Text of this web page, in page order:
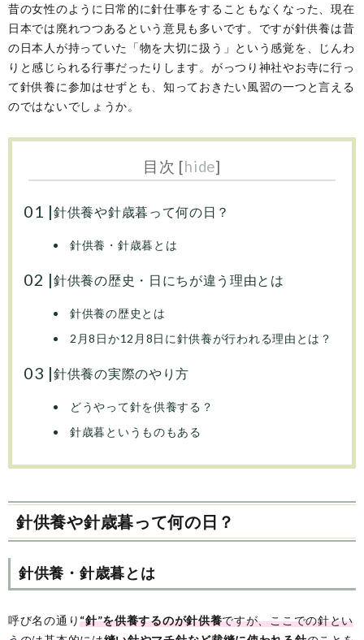
昔の女性のように日常的に針仕事をすることもなくなった、現在
日本では廃れつつあるという意見も多いです。ですが針供養は昔
の日本人が持っていた「物を大切に扱う」という感覚を、じんわ
りと感じられる行事だったりします。がっつり神社やお寺に行っ
て針供養に参加はせずとも、知っておきたい風習の一つと言える
のではないでしょうか。
目次 [hide]
針供養や針歳暮って何の日？
針供養・針歳暮とは
針供養の歴史・日にちが違う理由とは
針供養の歴史とは
2月8日か12月8日に針供養が行われる理由とは？
針供養の実際のやり方
どうやって針を供養する？
針歳暮というものもある
針供養や針歳暮って何の日？
針供養・針歳暮とは
呼び名の通り“針”を供養するのが針供養ですが、ここでの針とい